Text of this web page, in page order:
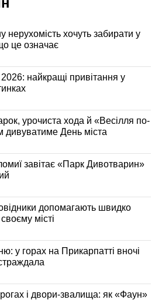
нерухомість хочуть забирати у
це означає
найкращі привітання у
урочиста хода й «Весілля по-
День міста
завітає «Парк Дивотварин»
допомагають швидко
місті
у горах на Прикарпатті вночі
і двори-звалища: як «Фаун»